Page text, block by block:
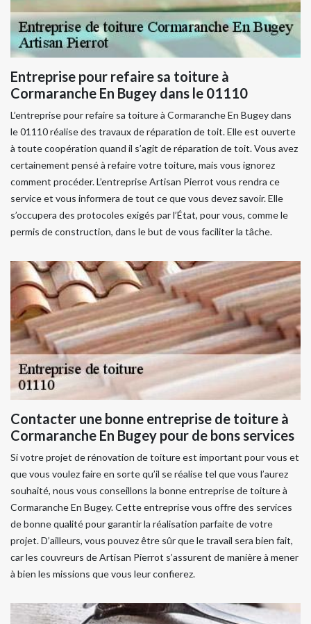
Entreprise pour refaire sa toiture à
Cormaranche En Bugey dans le 01110
L’entreprise pour refaire sa toiture à Cormaranche En Bugey dans
le 01110 réalise des travaux de réparation de toit. Elle est ouverte
à toute coopération quand il s’agit de réparation de toit. Vous avez
certainement pensé à refaire votre toiture, mais vous ignorez
comment procéder. L’entreprise Artisan Pierrot vous rendra ce
service et vous informera de tout ce que vous devez savoir. Elle
s’occupera des protocoles exigés par l’État, pour vous, comme le
permis de construction, dans le but de vous faciliter la tâche.
Contacter une bonne entreprise de toiture à
Cormaranche En Bugey pour de bons services
Si votre projet de rénovation de toiture est important pour vous et
que vous voulez faire en sorte qu’il se réalise tel que vous l’aurez
souhaité, nous vous conseillons la bonne entreprise de toiture à
Cormaranche En Bugey. Cette entreprise vous offre des services
de bonne qualité pour garantir la réalisation parfaite de votre
projet. D’ailleurs, vous pouvez être sûr que le travail sera bien fait,
car les couvreurs de Artisan Pierrot s’assurent de manière à mener
à bien les missions que vous leur confierez.